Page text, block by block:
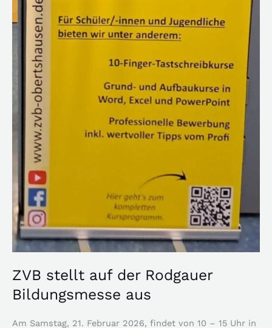
ZVB stellt auf der Rodgauer
Bildungsmesse aus
Am Samstag, 21. Februar 2026, findet von 10 – 15 Uhr in